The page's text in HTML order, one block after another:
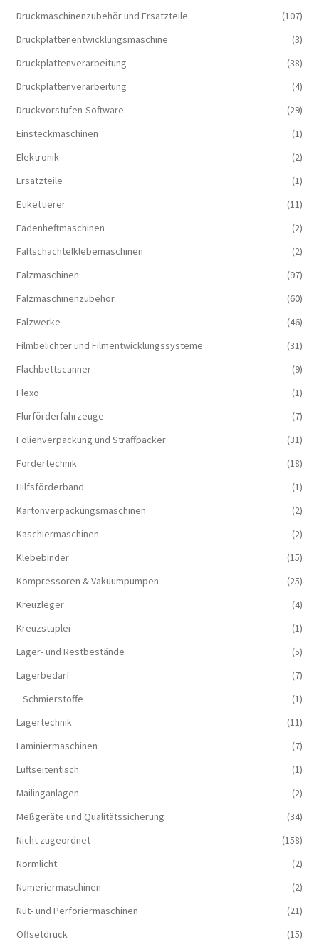
Druckmaschinenzubehör und Ersatzteile
(107)
Druckplattenentwicklungsmaschine
(3)
Druckplattenverarbeitung
(38)
Druckplattenverarbeitung
(4)
Druckvorstufen-Software
(29)
Einsteckmaschinen
(1)
Elektronik
(2)
Ersatzteile
(1)
Etikettierer
(11)
Fadenheftmaschinen
(2)
Faltschachtelklebemaschinen
(2)
Falzmaschinen
(97)
Falzmaschinenzubehör
(60)
Falzwerke
(46)
Filmbelichter und Filmentwicklungssysteme
(31)
Flachbettscanner
(9)
Flexo
(1)
Flurförderfahrzeuge
(7)
Folienverpackung und Straffpacker
(31)
Fördertechnik
(18)
Hilfsförderband
(1)
Kartonverpackungsmaschinen
(2)
Kaschiermaschinen
(2)
Klebebinder
(15)
Kompressoren & Vakuum­pumpen
(25)
Kreuzleger
(4)
Kreuzstapler
(1)
Lager- und Restbestände
(5)
Lagerbedarf
(7)
Schmierstoffe
(1)
Lagertechnik
(11)
Laminiermaschinen
(7)
Luftseitentisch
(1)
Mailinganlagen
(2)
Meßgeräte und Qualitätssicherung
(34)
Nicht zugeordnet
(158)
Normlicht
(2)
Numeriermaschinen
(2)
Nut- und Perforiermaschinen
(21)
Offsetdruck
(15)